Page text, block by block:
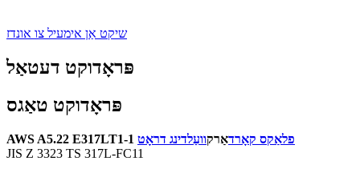
שיקט אַן אימעיל צו אונדז
פּראָדוקט דעטאַל
פּראָדוקט טאַגס
AWS A5.22 E317LT1-1 פלאַקס קאָרדאַרקוועַלדינג דראָט
JIS Z 3323 TS 317L-FC11